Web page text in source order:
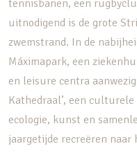
tennisbanen, een
uitnodigend is de grote
zwemstrand. In de
Máximapark, een
en leisure centra
Kathedraal’, een
ecologie, kunst en
jaargetijde recreëren